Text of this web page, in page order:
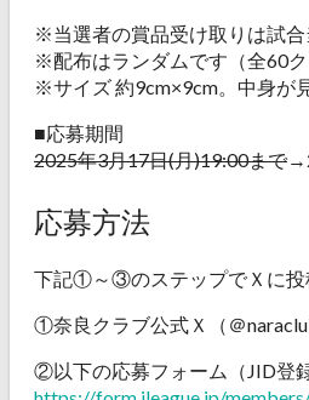
※当選者の賞品受け取りは試合
※配布はランダムです（全60ク
※サイズ 約9cm×9cm。中身が
■応募期間
2025年3月17日(月)19:00まで
応募方法
下記①～③のステップでＸに投
①奈良クラブ公式Ｘ（＠
②以下の応募フォーム（JID登